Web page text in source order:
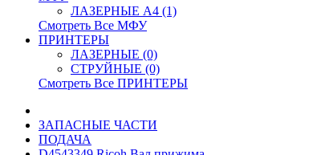
ЛАЗЕРНЫЕ A4 (1)
Смотреть Все МФУ
ПРИНТЕРЫ
ЛАЗЕРНЫЕ (0)
СТРУЙНЫЕ (0)
Смотреть Все ПРИНТЕРЫ
ЗАПАСНЫЕ ЧАСТИ
ПОДАЧА